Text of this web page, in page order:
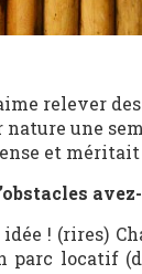
relever
une
et
idée ! (rires)
parc locatif